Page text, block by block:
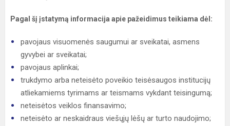
Pagal šį įstatymą informacija apie pažeidimus teikiama dėl:
pavojaus visuomenės saugumui ar sveikatai, asmens
gyvybei ar sveikatai;
pavojaus aplinkai;
trukdymo arba neteisėto poveikio teisėsaugos institucijų
atliekamiems tyrimams ar teismams vykdant teisingumą;
neteisėtos veiklos finansavimo;
neteisėto ar neskaidraus viešųjų lėšų ar turto naudojimo;